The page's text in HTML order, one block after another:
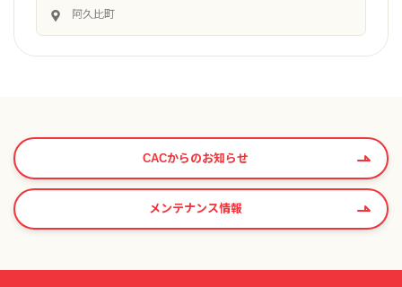
阿久比町
CACからのお知らせ
メンテナンス情報